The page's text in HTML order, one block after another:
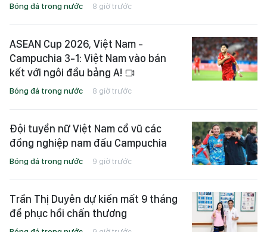
Bóng đá trong nước 8 giờ trước
ASEAN Cup 2026, Việt Nam -
Campuchia 3-1: Việt Nam vào bán
kết với ngôi đầu bảng A!
Bóng đá trong nước 8 giờ trước
Đội tuyển nữ Việt Nam cổ vũ các
đồng nghiệp nam đấu Campuchia
Bóng đá trong nước 9 giờ trước
Trần Thị Duyên dự kiến mất 9 tháng
để phục hồi chấn thương